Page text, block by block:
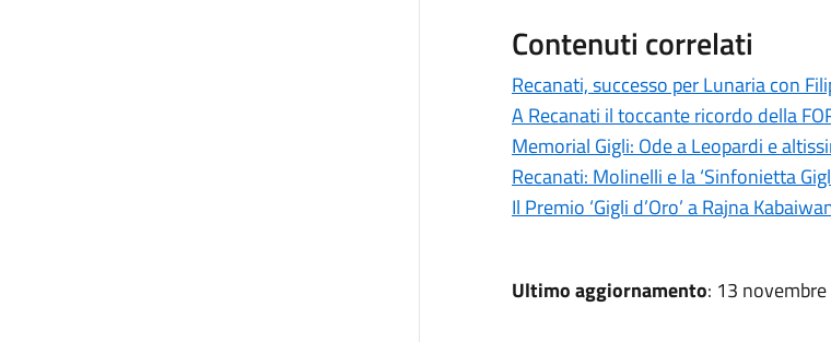
Contenuti correlati
Recanati, successo per Lunaria con
A Recanati il toccante ricordo della
Memorial Gigli: Ode a Leopardi e
Recanati: Molinelli e la ‘Sinfonietta
Il Premio ‘Gigli d’Oro’ a Rajna
Ultimo aggiornamento: 13